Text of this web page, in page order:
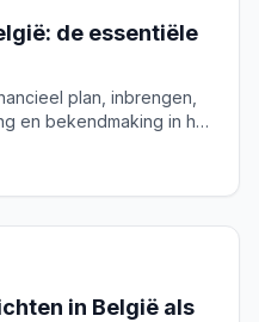
de essentiële
plan, inbrengen,
en bekendmaking in het
in België als